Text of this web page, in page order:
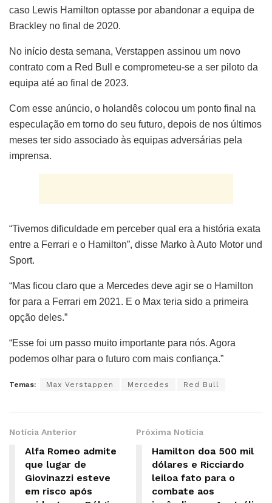
caso Lewis Hamilton optasse por abandonar a equipa de
Brackley no final de 2020.
No início desta semana, Verstappen assinou um novo
contrato com a Red Bull e comprometeu-se a ser piloto da
equipa até ao final de 2023.
Com esse anúncio, o holandês colocou um ponto final na
especulação em torno do seu futuro, depois de nos últimos
meses ter sido associado às equipas adversárias pela
imprensa.
“Tivemos dificuldade em perceber qual era a história exata
entre a Ferrari e o Hamilton”, disse Marko à Auto Motor und
Sport.
“Mas ficou claro que a Mercedes deve agir se o Hamilton
for para a Ferrari em 2021. E o Max teria sido a primeira
opção deles.”
“Esse foi um passo muito importante para nós. Agora
podemos olhar para o futuro com mais confiança.”
Temas: Max Verstappen Mercedes Red Bull
Notícia Anterior
Alfa Romeo admite
que lugar de
Giovinazzi esteve
em risco após
Próxima Notícia
Hamilton doa 500 mil
dólares e Ricciardo
leiloa fato para o
combate aos